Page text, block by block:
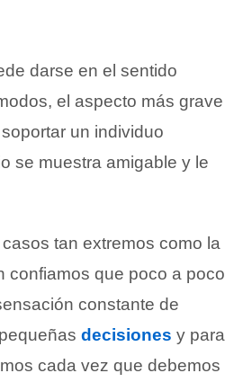
darse en el sentido
el aspecto más grave
un individuo
se muestra amigable y le
tan extremos como la
confiamos que poco a poco
constante de
decisiones y para
cada vez que debemos